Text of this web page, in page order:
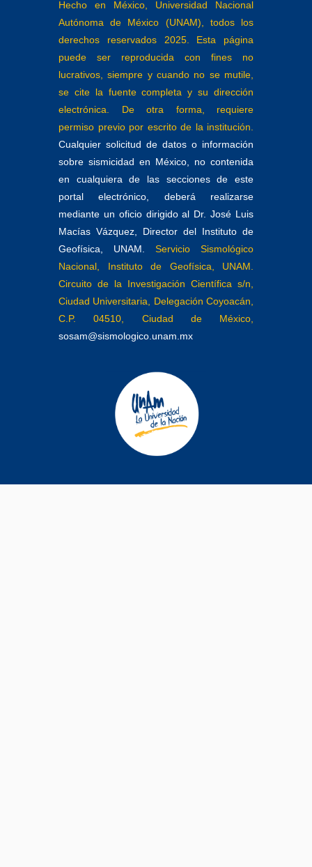
Hecho en México, Universidad Nacional
Autónoma de México (UNAM), todos los
derechos reservados 2025. Esta página
puede ser reproducida con fines no
lucrativos, siempre y cuando no se mutile,
se cite la fuente completa y su dirección
electrónica. De otra forma, requiere
permiso previo por escrito de la institución.
Cualquier solicitud de datos o información
sobre sismicidad en México, no contenida
en cualquiera de las secciones de este
portal electrónico, deberá realizarse
mediante un oficio dirigido al Dr. José Luis
Macías Vázquez, Director del Instituto de
Geofísica, UNAM.
Servicio Sismológico
Nacional, Instituto de Geofísica, UNAM.
Circuito de la Investigación Científica s/n,
Ciudad Universitaria, Delegación Coyoacán,
C.P. 04510, Ciudad de México,
sosam@sismologico.unam.mx